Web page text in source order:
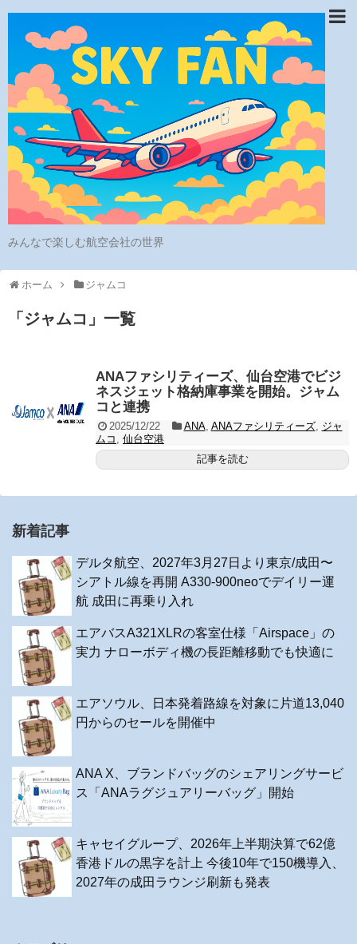
みんなで楽しむ航空会社の世界
ホーム ジャムコ
「 ジャムコ 」 一覧
ANAファシリティーズ、仙台空港でビジ
ネスジェット格納庫事業を開始。ジャム
コと連携
2025/12/22 ANA, ANAファシリティーズ, ジャ
ムコ , 仙台空港
記事を読む
新着記事
デルタ航空、2027年3月27日より東京/成田〜
シアトル線を再開 A330-900neoでデイリー運
航 成田に再乗り入れ
エアバスA321XLRの客室仕様「Airspace」の
実力 ナローボディ機の長距離移動でも快適に
エアソウル、日本発着路線を対象に片道13,040
円からのセールを開催中
ANA X、ブランドバッグのシェアリングサービ
ス「ANAラグジュアリーバッグ」開始
キャセイグループ、2026年上半期決算で62億
香港ドルの黒字を計上 今後10年で150機導入、
2027年の成田ラウンジ刷新も発表